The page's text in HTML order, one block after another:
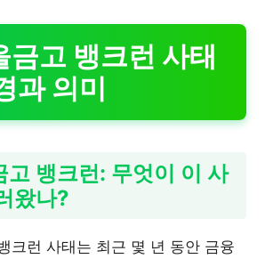
금고 뱅크런 사태
과 의미
고 뱅크런: 무엇이 이 사
왔나?
크런 사태는 최근 몇 년 동안 금융